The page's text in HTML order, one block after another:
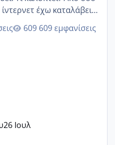
έχω καταλάβει
καλύπτει όλα τα
τροφεια του ιδιωτικού
ιδιωτικό παιδικό στ
609 εμφανίσεις
26 Ιουλ